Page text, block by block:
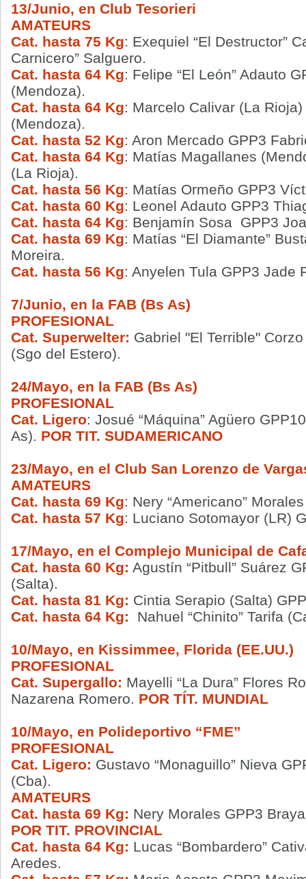
13/Junio, en Club Tesorieri
AMATEURS
Cat. hasta 75 Kg: Exequiel “El Destructor”
Carnicero” Salguero.
Cat. hasta 64 Kg: Felipe “El León” Adauto
(Mendoza).
Cat. hasta 64 Kg: Marcelo Calivar (La
(Mendoza).
Cat. hasta 52 Kg: Aron Mercado GPP3
Cat. hasta 64 Kg: Matías Magallanes
(La Rioja).
Cat. hasta 56 Kg: Matías Ormeño GPP3
Cat. hasta 60 Kg: Leonel Adauto GPP3
Cat. hasta 64 Kg: Benjamín Sosa GPP3
Cat. hasta 69 Kg: Matías “El Diamante”
Moreira.
Cat. hasta 56 Kg: Anyelen Tula GPP3 Jade
7/Junio, en la FAB (Bs As)
PROFESIONAL
Cat. Superwelter: Gabriel "El Terrible"
(Sgo del Estero).
24/Mayo, en la FAB (Bs As)
PROFESIONAL
Cat. Ligero: Josué “Máquina” Agüero
As). POR TIT. SUDAMERICANO
23/Mayo, en el Club San Lorenzo de
AMATEURS
Cat. hasta 69 Kg: Nery “Americano”
Cat. hasta 57 Kg: Luciano Sotomayor (LR)
17/Mayo, en el Complejo Municipal de
Cat. hasta 60 Kg: Agustín “Pitbull” Suárez
(Salta).
Cat. hasta 81 Kg: Cintia Serapio (Salta)
Cat. hasta 64 Kg: Nahuel “Chinito” Tarifa
10/Mayo, en Kissimmee, Florida (EE.UU.)
PROFESIONAL
Cat. Supergallo: Mayelli “La Dura” Flores
Nazarena Romero. POR TÍT. MUNDIAL
10/Mayo, en Polideportivo “FME”
PROFESIONAL
Cat. Ligero: Gustavo “Monaguillo” Nieva
(Cba).
AMATEURS
Cat. hasta 69 Kg: Nery Morales GPP3
POR TIT. PROVINCIAL
Cat. hasta 64 Kg: Lucas “Bombardero”
Aredes.